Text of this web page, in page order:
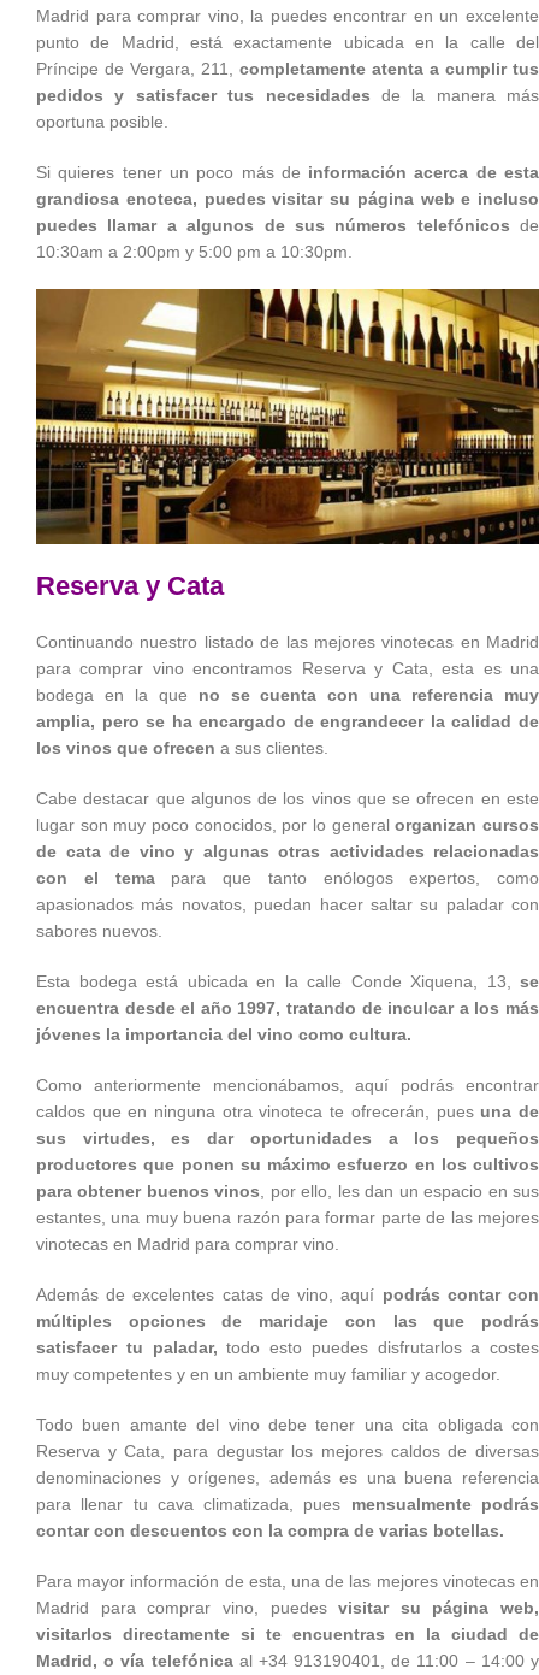
Madrid para comprar vino, la puedes encontrar en un excelente
punto de Madrid, está exactamente ubicada en la calle del
Príncipe de Vergara, 211, completamente atenta a cumplir tus
pedidos y satisfacer tus necesidades de la manera más
oportuna posible.
Si quieres tener un poco más de información acerca de esta
grandiosa enoteca, puedes visitar su página web e incluso
puedes llamar a algunos de sus números telefónicos de
10:30am a 2:00pm y 5:00 pm a 10:30pm.
Reserva y Cata
Continuando nuestro listado de las mejores vinotecas en Madrid
para comprar vino encontramos Reserva y Cata, esta es una
bodega en la que no se cuenta con una referencia muy
amplia, pero se ha encargado de engrandecer la calidad de
los vinos que ofrecen a sus clientes.
Cabe destacar que algunos de los vinos que se ofrecen en este
lugar son muy poco conocidos, por lo generalorganizan cursos
de cata de vino y algunas otras actividades relacionadas
con el temapara que tanto enólogos expertos, como
apasionados más novatos, puedan hacer saltar su paladar con
sabores nuevos.
Esta bodega está ubicada en la calle Conde Xiquena, 13, se
encuentra desde el año 1997, tratando de inculcar a los más
jóvenes la importancia del vino como cultura.
Como anteriormente mencionábamos, aquí podrás encontrar
caldos que en ninguna otra vinoteca te ofrecerán, pues una de
sus virtudes, es dar oportunidades a los pequeños
productores que ponen su máximo esfuerzo en los cultivos
para obtener buenos vinos , por ello, les dan un espacio en sus
estantes, una muy buena razón para formar parte de las mejores
vinotecas en Madrid para comprar vino.
Además de excelentes catas de vino, aquí podrás contar con
múltiples opciones de maridaje con las que podrás
satisfacer tu paladar, todo esto puedes disfrutarlos a costes
muy competentes y en un ambiente muy familiar y acogedor.
Todo buen amante del vino debe tener una cita obligada con
Reserva y Cata, para degustar los mejores caldos de diversas
denominaciones y orígenes, además es una buena referencia
para llenar tu cava climatizada, pues mensualmente podrás
contar con descuentos con la compra de varias botellas.
Para mayor información de esta, una de las mejores vinotecas en
Madrid para comprar vino, puedesvisitar su página web,
visitarlos directamente si te encuentras en la ciudad de
Madrid, o vía telefónica al +34 913190401, de 11:00 – 14:00 y